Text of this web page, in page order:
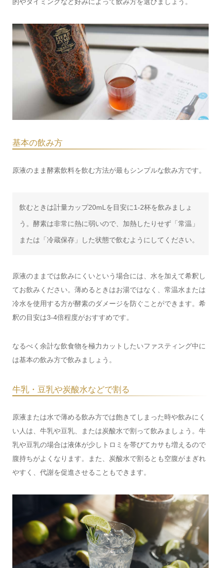
的やタイミングなど好みによって飲み方を選びましょう。
基本の飲み方
原液のまま酵素飲料を飲む方法が最もシンプルな飲み方です。
飲むときは計量カップ20mLを目安に1-2杯を飲みましょ
う。酵素は非常に熱に弱いので、加熱したりせず「常温」
または「冷蔵保存」した状態で飲むようにしてください。
原液のままでは飲みにくいという場合には、水を加えて希釈し
てお飲みください。薄めるときはお湯ではなく、常温水または
冷水を使用する方が酵素のダメージを防ぐことができます。希
釈の目安は3-4倍程度がおすすめです。
なるべく余計な飲食物を極力カットしたいファスティング中に
は基本の飲み方で飲みましょう。
牛乳・豆乳や炭酸水などで割る
原液または水で薄める飲み方では飽きてしまった時や飲みにく
い人は、牛乳や豆乳、または炭酸水で割って飲みましょう。牛
乳や豆乳の場合は液体が少しトロミを帯びてカサも増えるので
腹持ちがよくなります。また、炭酸水で割るとも空腹がまぎれ
やすく、代謝を促進させることもできます。